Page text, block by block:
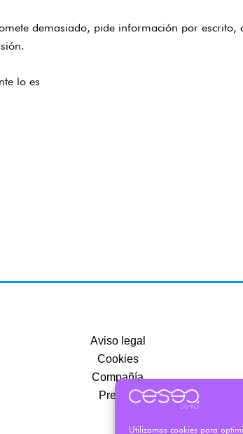
Utilizamos cookies para
demasiado, pide información por escrito,
lo es
Aviso legal
Cookies
Compañía
Precios